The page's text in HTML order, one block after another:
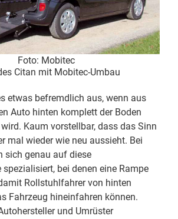
Foto: Mobitec
Citan mit Mobitec-Umbau
etwas befremdlich aus, wenn aus
Auto hinten komplett der Boden
Kaum vorstellbar, dass das Sinn
mal wieder wie neu aussieht. Bei
sich genau auf diese
bei denen eine Rampe
Rollstuhlfahrer von hinten
Fahrzeug hineinfahren können.
und Umrüster